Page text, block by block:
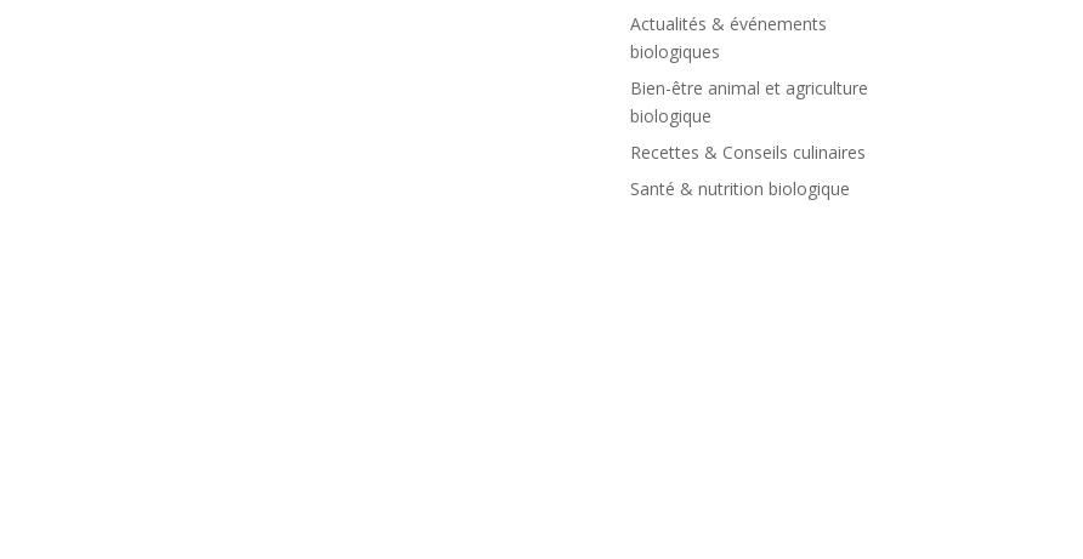
Actualités & événements
biologiques
Bien-être animal et agriculture
biologique
Recettes & Conseils culinaires
Santé & nutrition biologique